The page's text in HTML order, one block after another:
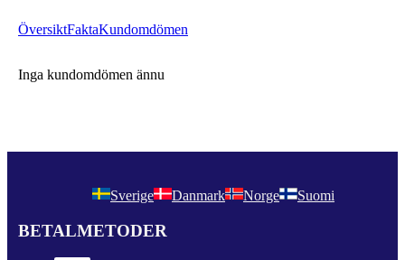
ÖversiktFaktaKundomdömen
Inga kundomdömen ännu
Sverige Danmark Norge Suomi
BETALMETODER